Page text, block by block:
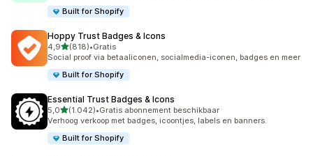
Built for Shopify
Hoppy Trust Badges & Icons
4,9van 5 sterren
(818)
818 recensies in totaal
•Gratis
Social proof via betaaliconen, socialmedia-iconen, badges en meer
Built for Shopify
Essential Trust Badges & Icons
5,0van 5 sterren
(1.042)
1042 recensies in totaal
•Gratis abonnement beschikbaar
Verhoog verkoop met badges, icoontjes, labels en banners.
Built for Shopify